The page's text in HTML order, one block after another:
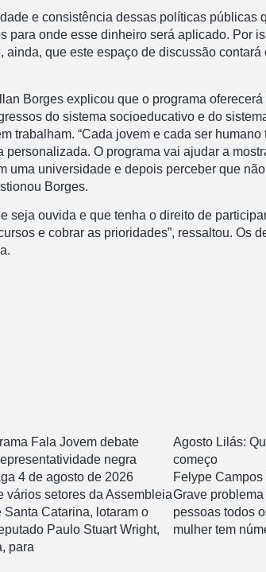
e consistência dessas políticas públicas
onde esse dinheiro será aplicado. Por
que este espaço de discussão
Borges explicou que o programa
do sistema socioeducativo e do
“Cada jovem e cada ser humano
O programa vai ajudar a
uma universidade e depois perceber que
Borges.
ouvida e que tenha o direito de
e cobrar as prioridades”, ressaltou. Os
Fala Jovem debate
negra
4 de agosto de 2026
vários setores da Assembleia
Santa Catarina, lotaram o
Paulo Stuart Wright,
para
Agosto Lilás:
começo
Felype Campos
Grave
pessoas todos
mulher tem